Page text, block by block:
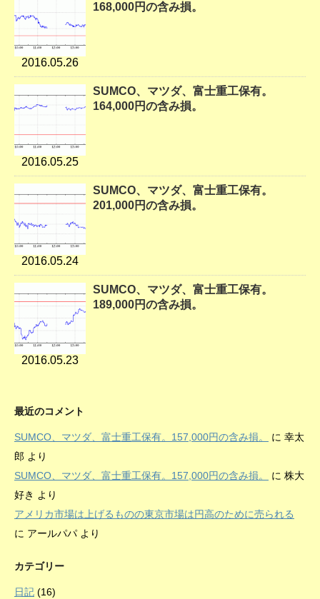
2016.05.26
168,000円の含み損。
2016.05.25
SUMCO、マツダ、富士重工保有。
164,000円の含み損。
2016.05.24
SUMCO、マツダ、富士重工保有。
201,000円の含み損。
2016.05.23
SUMCO、マツダ、富士重工保有。
189,000円の含み損。
最近のコメント
SUMCO、マツダ、富士重工保有。157,000円の含み損。 に 幸太
郎 より
SUMCO、マツダ、富士重工保有。157,000円の含み損。
に 株大
好き より
アメリカ市場は上げるものの東京市場は円高のために売られる
に アールパパ より
カテゴリー
日記 (16)